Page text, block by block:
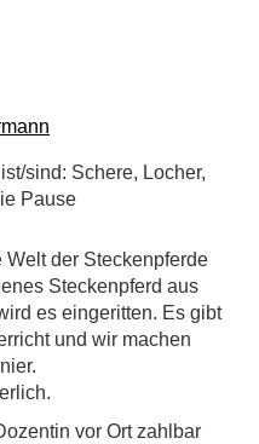
sind: Schere, Locher,
Pause
der Steckenpferde
Steckenpferd aus
es eingeritten. Es gibt
und wir machen
vor Ort zahlbar